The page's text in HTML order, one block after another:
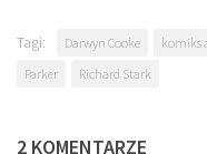
Tagi: Darwyn Cooke komiks
Parker
Richard Stark
2 KOMENTARZE